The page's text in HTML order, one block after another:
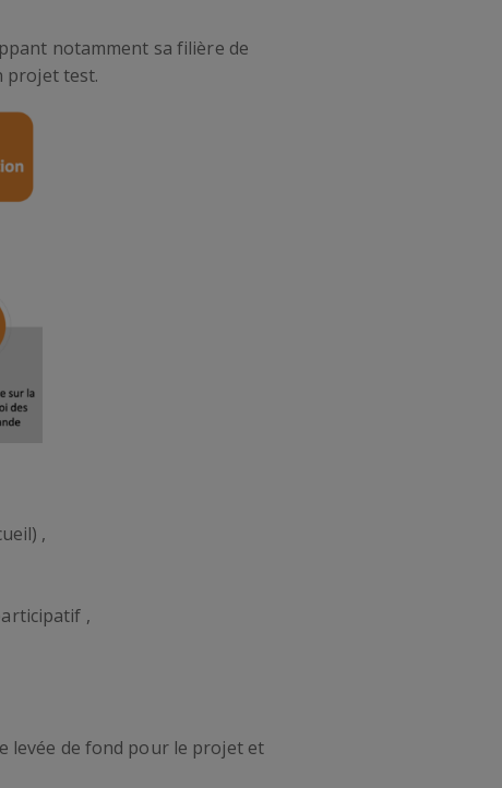
notamment sa filière de
projet test.
,
,
levée de fond pour le projet et